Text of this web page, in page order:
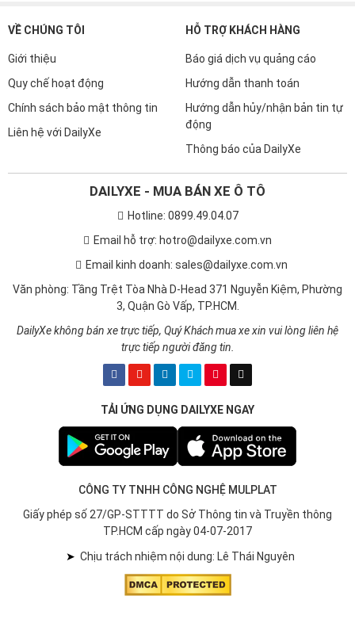
VỀ CHÚNG TÔI
Giới thiệu
Quy chế hoạt động
Chính sách bảo mật thông tin
Liên hệ với DailyXe
HỖ TRỢ KHÁCH HÀNG
Báo giá dịch vụ quảng cáo
Hướng dẫn thanh toán
Hướng dẫn hủy/nhận bản tin tự
động
Thông báo của DailyXe
DAILYXE - MUA BÁN XE Ô TÔ
Hotline: 0899.49.04.07
Email hỗ trợ: hotro@dailyxe.com.vn
Email kinh doanh: sales@dailyxe.com.vn
Văn phòng: Tầng Trệt Tòa Nhà D-Head 371 Nguyễn Kiệm, Phường
3, Quận Gò Vấp, TP.HCM.
DailyXe không bán xe trực tiếp, Quý Khách mua xe xin vui lòng liên hệ
trực tiếp người đăng tin.
TẢI ỨNG DỤNG DAILYXE NGAY
CÔNG TY TNHH CÔNG NGHỆ MULPLAT
Giấy phép số 27/GP-STTTT do Sở Thông tin và Truyền thông
TP.HCM cấp ngày 04-07-2017
➤ Chịu trách nhiệm nội dung: Lê Thái Nguyên